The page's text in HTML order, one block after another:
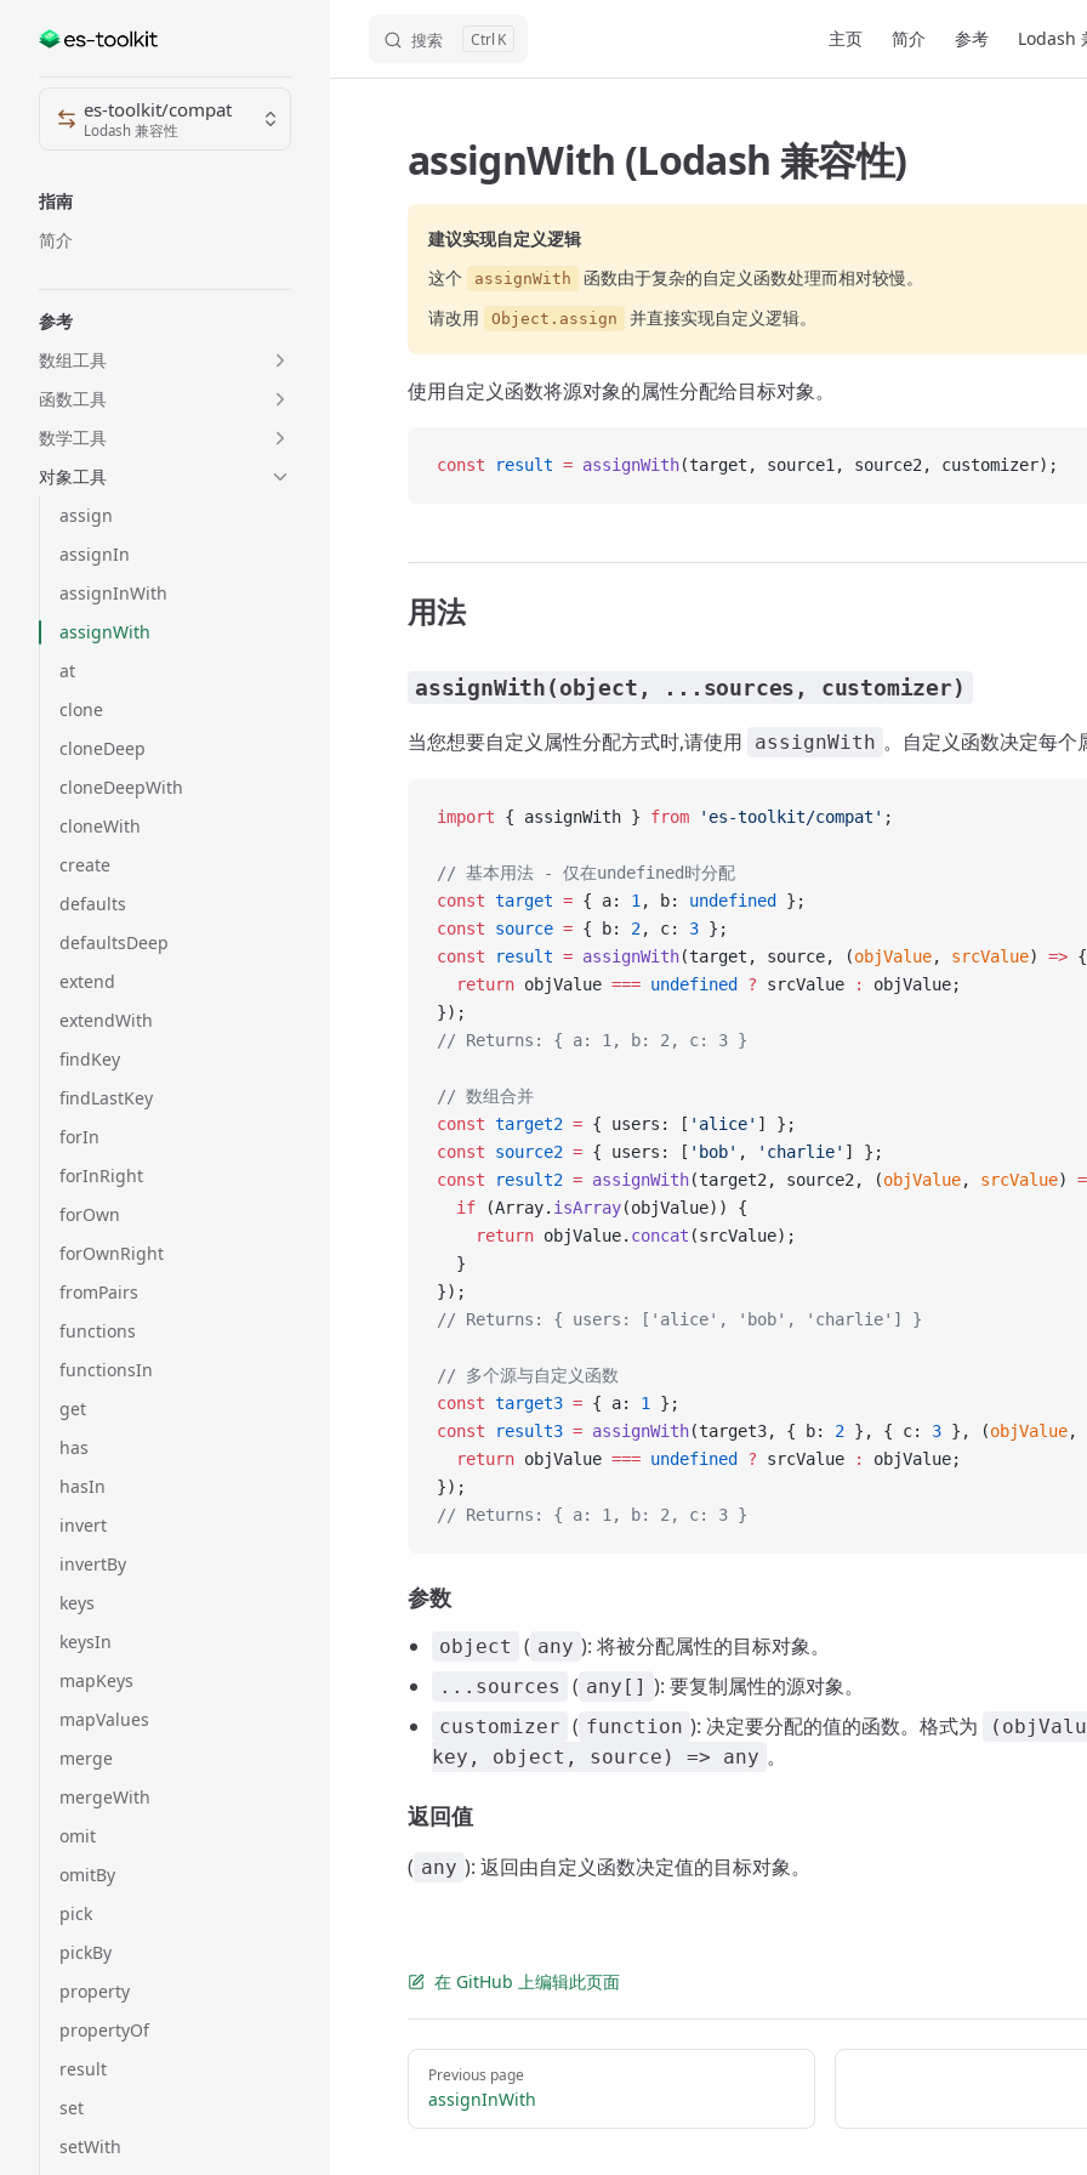
Skip to content 搜索 K 主页 简介 参考 Lodash
Sidebar Navigation
es-toolkit/compat
Lodash 兼容性
指南
简介
参考
数组工具
函数工具
数学工具
对象工具
assign
assignIn
assignInWith
assignWith
at
clone
cloneDeep
cloneDeepWith
cloneWith
create
defaults
defaultsDeep
extend
extendWith
findKey
findLastKey
forIn
forInRight
forOwn
forOwnRight
fromPairs
functions
functionsIn
get
has
hasIn
invert
invertBy
keys
keysIn
mapKeys
mapValues
merge
mergeWith
omit
omitBy
pick
pickBy
property
propertyOf
result
set
setWith
assignWith (Lodash 兼容性)
建议实现自定义逻辑
这个
assignWith
函数由于复杂的自定义函数处理而相对较慢。
请改用
Object.assign 并直接实现自定义逻辑。
使用自定义函数将源对象的属性分配给目标对象。
const result = assignWith(target, source1, source2, customizer);
用法
assignWith(object, ...sources, customizer)
当您想要自定义属性分配方式时,请使用 assignWith 。自定义函数决定每个
import { assignWith } from 'es-toolkit/compat' ;
// 基本用法 - 仅在undefined时分配
const target = { a: 1 , b: undefined
};
const source = { b: 2, c: 3 };
const result = assignWith(target, source, (objValue, srcValue) => {
  return
objValue === undefined ? srcValue :
objValue;
});
// Returns: { a: 1, b: 2, c: 3 }
// 数组合并
const target2 = { users: [ 'alice' ] };
const source2 = { users: [ 'bob' , 'charlie' ] };
const result2 = assignWith(target2, source2, (objValue, srcValue)
  if
(Array. isArray(objValue)) {
    return
objValue. concat (srcValue);
  }
});
// Returns: { users: ['alice', 'bob', 'charlie'] }
// 多个源与自定义函数
const target3 = { a: 1
};
const result3 = assignWith(target3, { b: 2 }, { c: 3 }, (objValue,
  return
objValue === undefined ? srcValue :
objValue;
});
// Returns: { a: 1, b: 2, c: 3 }
参数
object ( any ): 将被分配属性的目标对象。
...sources ( any[] ): 要复制属性的源对象。
customizer ( function ): 决定要分配的值的函数。格式为
key, object, source) => any 。
返回值
( any ): 返回由自定义函数决定值的目标对象。
在 GitHub 上编辑此页面
Pager
Previous page
assignInWith